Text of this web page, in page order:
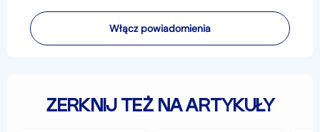
Włącz powiadomienia
ZERKNIJ TEŻ NA ARTYKUŁY